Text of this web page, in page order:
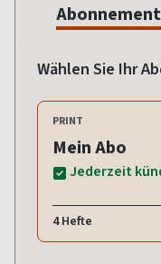
Abonnement
Wählen Sie Ihr
PRINT
Mein Abo
Jederzeit
4 Hefte